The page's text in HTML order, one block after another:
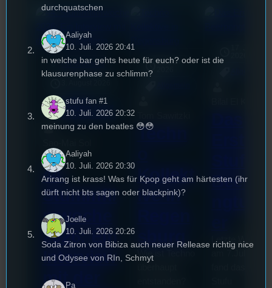
mic UR-Watchlist
Festivals ,
Interview
Veranstaltungen
Nguyen
44.
Stummfil
mwoche
2026: Ein
Interview
mit der
18. Juli
Techn
Kollekt
ive in
sburg
Wie ist Techno
Beerpo
Letzte Woche
durchquatschen
Aaliyah
10. Juli. 2026 20:41
in welche bar gehts heute für euch? oder ist die
klausurenphase zu schlimm?
stufu fan #1
10. Juli. 2026 20:32
meinung zu den beatles 😳😳
Aaliyah
10. Juli. 2026 20:30
Arirang ist krass! Was für Kpop geht am härtesten (ihr
dürft nicht bts sagen oder blackpink)?
Joelle
10. Juli. 2026 20:26
Soda Zitron von Bibiza auch neuer Rellease richtig nice
und Odysee von RIn, Schmyt
Pa